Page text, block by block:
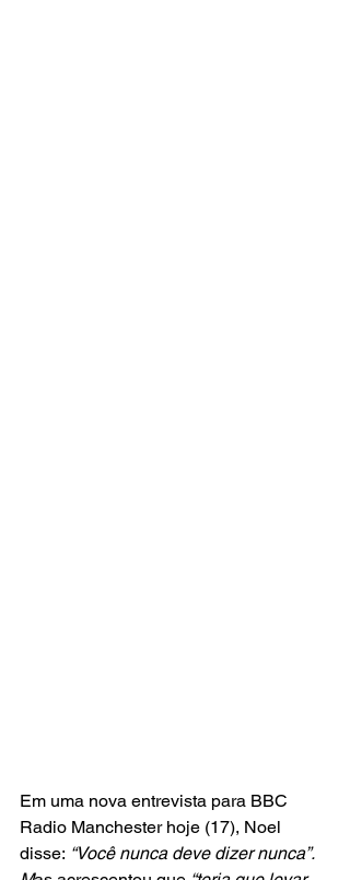
Em uma nova entrevista para BBC
Radio Manchester hoje (17), Noel
disse: “Você nunca deve dizer nunca”.